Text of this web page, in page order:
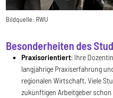
Bildquelle: RWU
Besonderheiten des
Praxisorientiert: Ihre
langjährige Praxiserfahrung
regionalen Wirtschaft. Viele
zukünftigen Arbeitgeber